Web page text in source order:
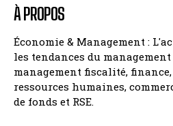
À PROPOS
Économie & Management :
les tendances du management
management fiscalité,
ressources humaines,
de fonds et RSE.